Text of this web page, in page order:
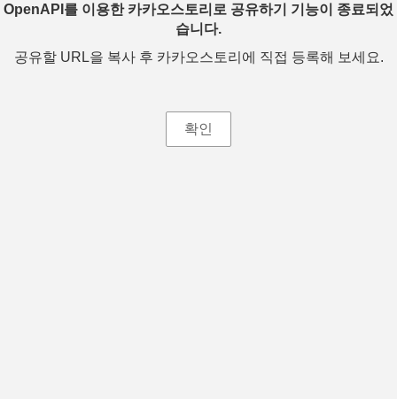
OpenAPI를 이용한 카카오스토리로 공유하기 기능이 종료되었
습니다.
공유할 URL을 복사 후 카카오스토리에 직접 등록해 보세요.
확인